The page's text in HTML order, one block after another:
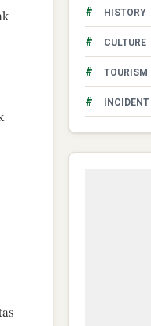
# HISTORY
# CULTURE
# TOURISM
# INCIDENT